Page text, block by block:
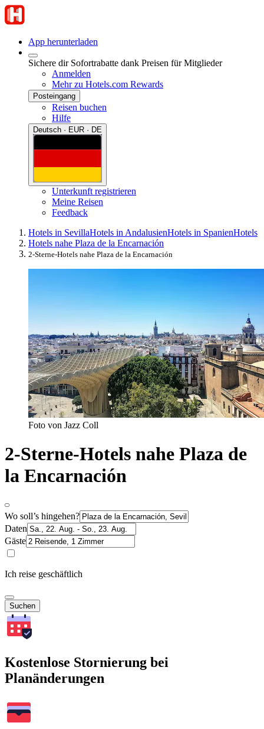
App herunterladen
Sichere dir Sofortrabatte dank Preisen für Mitglieder
Anmelden
Mehr zu Hotels.com Rewards
Posteingang
Reisen buchen
Hilfe
Deutsch · EUR · DE
Unterkunft registrieren
Meine Reisen
Feedback
Hotels in SevillaHotels in AndalusienHotels in SpanienHotels
Hotels nahe Plaza de la Encarnación
2-Sterne-Hotels nahe Plaza de la Encarnación
Foto von Jazz Coll
2-Sterne-Hotels nahe Plaza de
la Encarnación
Wo soll’s hingehen?
Daten
Gäste
Ich reise geschäftlich
Suchen
Kostenlose Stornierung bei
Planänderungen